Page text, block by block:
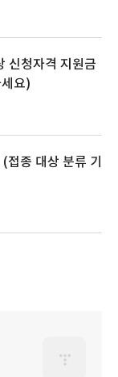
신청자격 지원금
요)
접종 대상 분류 기